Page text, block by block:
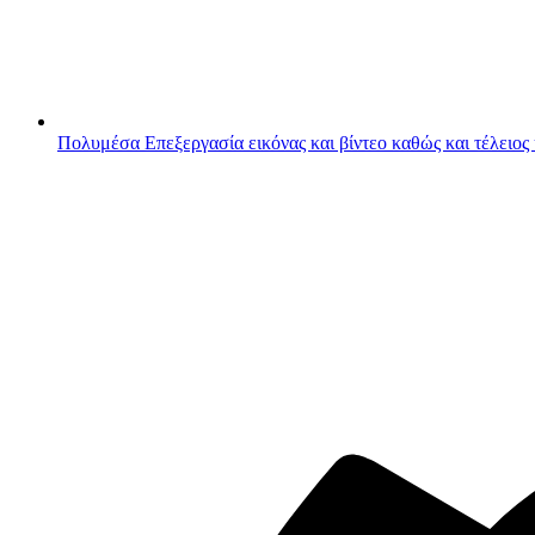
Πολυμέσα Επεξεργασία εικόνας και βίντεο καθώς και τέλειος